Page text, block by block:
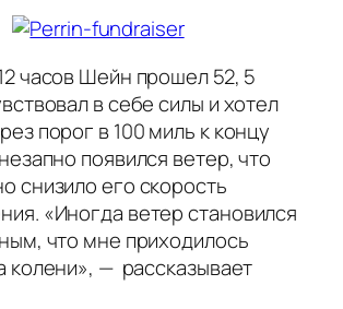
часов Шейн прошел 52, 5
в себе силы и хотел
порог в 100 миль к концу
появился ветер, что
снизило его скорость
«Иногда ветер становился
что мне приходилось
колени», — рассказывает